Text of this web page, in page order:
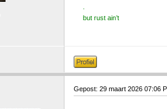
but rust ain’t
Gepost: 29 maart 2026 07:06